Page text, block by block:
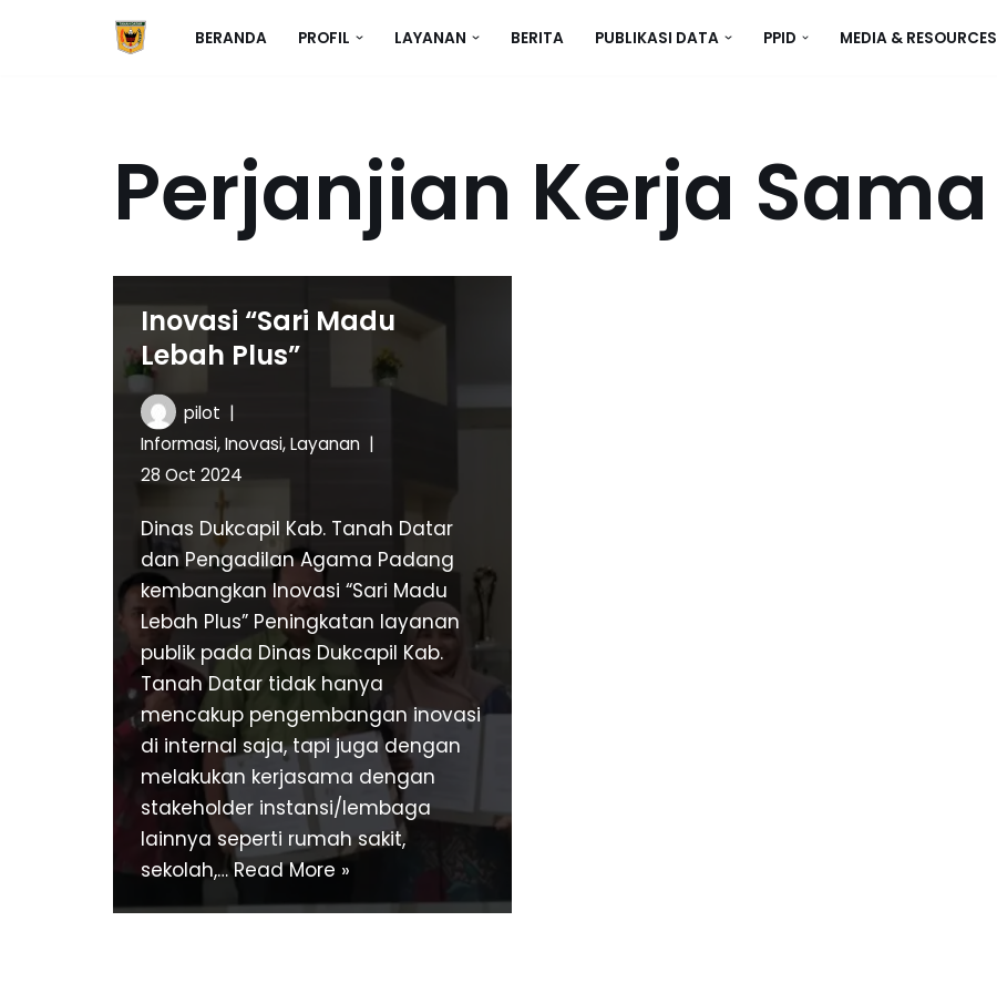
BERANDA PROFIL LAYANAN BERITA PUBLIKASI DATA PPID MEDIA & RESOURCES
Perjanjian Kerja Sama
Inovasi “Sari Madu
Lebah Plus”
pilot
Informasi,Inovasi,Layanan
28 Oct 2024
Dinas Dukcapil Kab. Tanah Datar
dan Pengadilan Agama Padang
kembangkan Inovasi “Sari Madu
Lebah Plus” Peningkatan layanan
publik pada Dinas Dukcapil Kab.
Tanah Datar tidak hanya
mencakup pengembangan inovasi
di internal saja, tapi juga dengan
melakukan kerjasama dengan
stakeholder instansi/lembaga
lainnya seperti rumah sakit,
sekolah,…Read More »